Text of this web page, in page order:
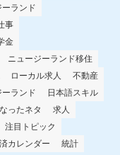
ーランド
事
金
ニュージーランド移住
ローカル求人
不動産
ーランド
日本語スキル
ったネタ
求人
注目トピック
カレンダー
統計